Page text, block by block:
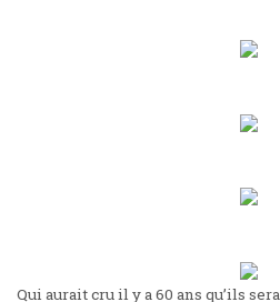
Qui aurait cru il y a 60 ans qu’ils